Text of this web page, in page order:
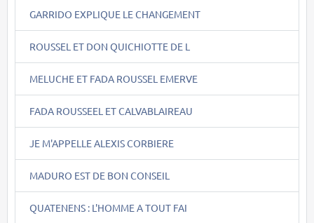
GARRIDO EXPLIQUE LE CHANGEMENT
ROUSSEL ET DON QUICHIOTTE DE L
MELUCHE ET FADA ROUSSEL EMERVE
FADA ROUSSEEL ET CALVABLAIREAU
JE M'APPELLE ALEXIS CORBIERE
MADURO EST DE BON CONSEIL
QUATENENS : L'HOMME A TOUT FAI